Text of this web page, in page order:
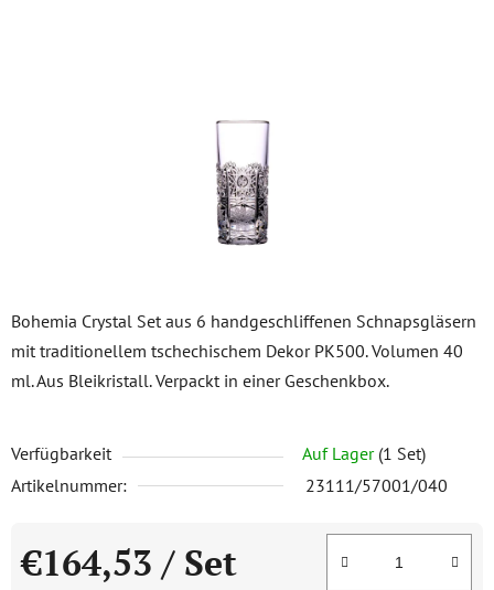
Bohemia Crystal Set aus 6 handgeschliffenen Schnapsgläsern
mit traditionellem tschechischem Dekor PK500. Volumen 40
ml. Aus Bleikristall. Verpackt in einer Geschenkbox.
Verfügbarkeit Auf Lager (1 Set)
Artikelnummer:
23111/57001/040
€164,53 / Set